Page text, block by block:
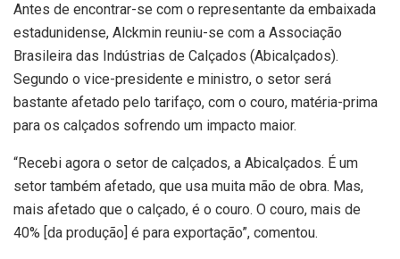
Antes de encontrar-se com o representante da embaixada
estadunidense, Alckmin reuniu-se com a Associação
Brasileira das Indústrias de Calçados (Abicalçados).
Segundo o vice-presidente e ministro, o setor será
bastante afetado pelo tarifaço, com o couro, matéria-prima
para os calçados sofrendo um impacto maior.
“Recebi agora o setor de calçados, a Abicalçados. É um
setor também afetado, que usa muita mão de obra. Mas,
mais afetado que o calçado, é o couro. O couro, mais de
40% [da produção] é para exportação”, comentou.